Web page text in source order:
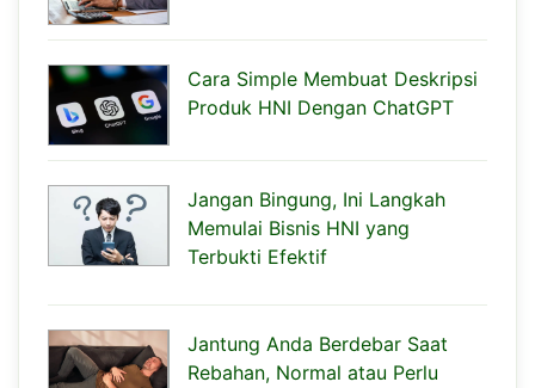
Cara Simple Membuat Deskripsi
Produk HNI Dengan ChatGPT
Jangan Bingung, Ini Langkah
Memulai Bisnis HNI yang
Terbukti Efektif
Jantung Anda Berdebar Saat
Rebahan, Normal atau Perlu